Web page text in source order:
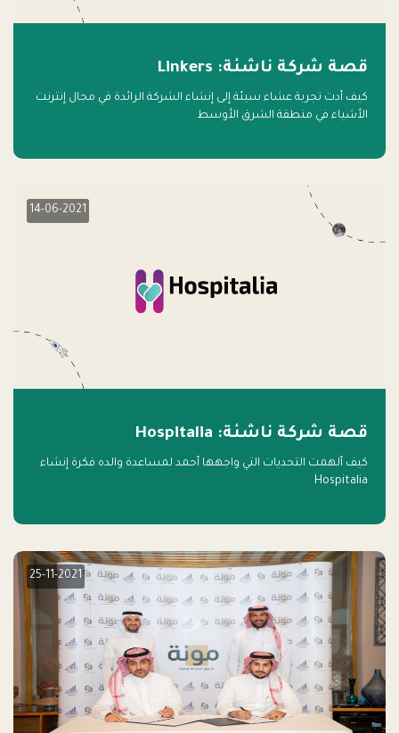
قصة شركة ناشئة: Linkers
كيف أدت تجربة عشاء سيئة إلى إنشاء الشركة الرائدة في مجال إنترنت
الأشياء في منطقة الشرق الأوسط
14-06-2021
قصة شركة ناشئة: Hospitalia
كيف ألهمت التحديات التي واجهها أحمد لمساعدة والده فكرة إنشاء
Hospitalia
25-11-2021